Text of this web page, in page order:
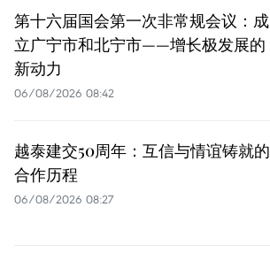
第十六届国会第一次非常规会议：成
立广宁市和北宁市——增长极发展的
新动力
06/08/2026 08:42
越泰建交50周年：互信与情谊铸就的
合作历程
06/08/2026 08:27